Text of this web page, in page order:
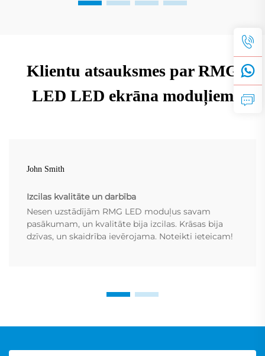
Klientu atsauksmes par RMG
LED LED ekrāna moduļiem
John Smith
Izcilas kvalitāte un darbība
Nesen uzstādījām RMG LED moduļus savam
pasākumam, un kvalitāte bija izcilas. Krāsas bija
dzīvas, un skaidrība ievērojama. Noteikti ieteicam!